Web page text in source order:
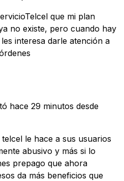
que mi plan
no existe, pero cuando hay
interesa darle atención a
hace 29 minutos desde
le hace a sus usuarios
abusivo y más si lo
prepago que ahora
da más beneficios que